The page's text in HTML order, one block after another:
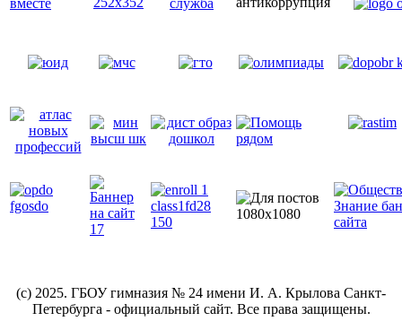
(c) 2025. ГБОУ гимназия № 24 имени И. А. Крылова Санкт-
Петербурга - официальный сайт. Все права защищены.